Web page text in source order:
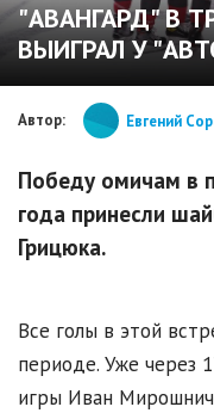
"АВАНГАРД" В
ВЫИГРАЛ У
Автор: Евгений
Победу омичам в
года принесли
Грицюка.
Все голы в этой
периоде. Уже через
игры Иван